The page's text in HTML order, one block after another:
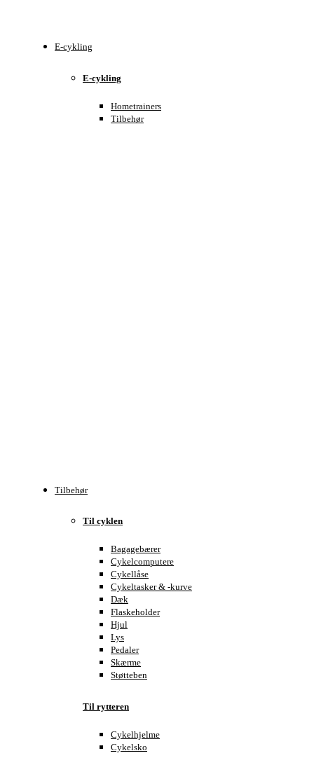
E-cykling
E-cykling
Hometrainers
Tilbehør
Tilbehør
Til cyklen
Bagagebærer
Cykelcomputere
Cykellåse
Cykeltasker & -kurve
Dæk
Flaskeholder
Hjul
Lys
Pedaler
Skærme
Støtteben
Til rytteren
Cykelhjelme
Cykelsko